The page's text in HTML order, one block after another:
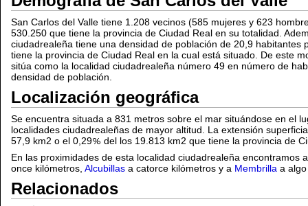
San Carlos del Valle tiene 1.208 vecinos (585 mujeres y 623
530.250 que tiene la provincia de Ciudad Real en su totalidad.
ciudadrealeña tiene una densidad de población de 20,9 habitantes
tiene la provincia de Ciudad Real en la cual está situado. De este
sitúa como la localidad ciudadrealeña número 49 en número de
densidad de población.
Localización geográfica
Se encuentra situada a 831 metros sobre el mar situándose en el
localidades ciudadrealeñas de mayor altitud. La extensión
57,9 km2 o el 0,29
del los 19.813 km2 que tiene la provincia de
En las proximidades de esta localidad ciudadrealeña encontramos
once kilómetros, Alcubillas a catorce kilómetros y a Membrilla a
Relacionados